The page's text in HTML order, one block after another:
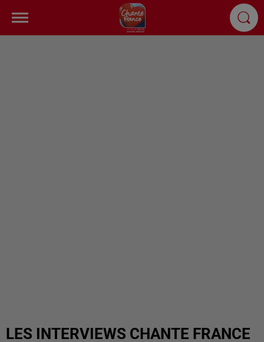
LES INTERVIEWS CHANTE FRANCE